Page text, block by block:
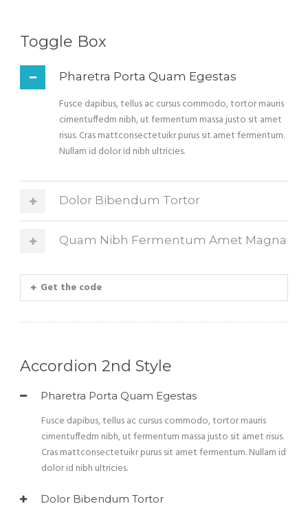
Toggle Box
Pharetra Porta Quam Egestas
Fusce dapibus, tellus ac cursus commodo, tortor mauris
cimentuffedm nibh, ut fermentum massa justo sit amet
risus. Cras mattconsectetuikr purus sit amet fermentum.
Nullam id dolor id nibh ultricies.
Dolor Bibendum Tortor
Quam Nibh Fermentum Amet Magna
Get the code
Accordion 2nd Style
Pharetra Porta Quam Egestas
Fusce dapibus, tellus ac cursus commodo, tortor mauris
cimentuffedm nibh, ut fermentum massa justo sit amet risus.
Cras mattconsectetuikr purus sit amet fermentum. Nullam id
dolor id nibh ultricies.
Dolor Bibendum Tortor